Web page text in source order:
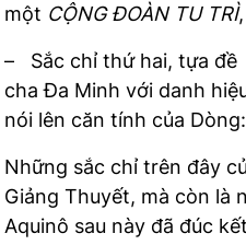
một CỘNG ĐOÀN TU TRÌ
– Sắc chỉ thứ hai, tựa đề
cha Đa Minh với danh
nói lên căn tính của Dòng:
Những sắc chỉ trên đây
Giảng Thuyết, mà còn là
Aquinô sau này đã đúc